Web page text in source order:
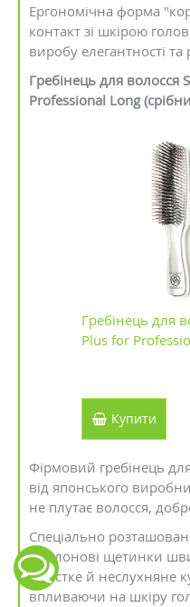
Ергономічна форма
контакт зі шкірою
виробу елегантності
Гребінець для волосся
Professional Long
Гребінець для
Plus for
Купити
Фірмовий гребінець
від японського
не плутає волосся,
Спеціально
нейлонові щетинки
жорстке й неслухняне
впливаючи на шкіру